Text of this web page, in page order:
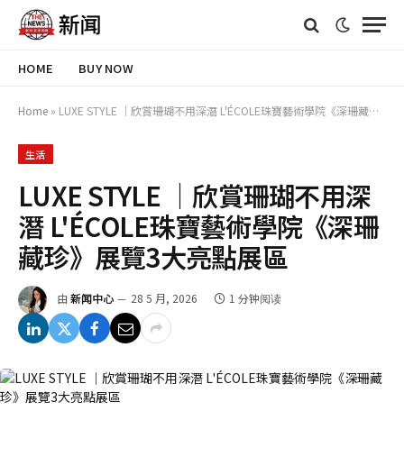
HOME BUY NOW
Home » LUXE STYLE │欣賞珊瑚不用深潛 L'ÉCOLE珠寶藝術學院《深珊藏珍》展覽3大亮點展區
生活
LUXE STYLE │欣賞珊瑚不用深
潛 L'ÉCOLE珠寶藝術學院《深珊
藏珍》展覽3大亮點展區
由 新闻中心 28 5 月, 2026 1 分钟阅读